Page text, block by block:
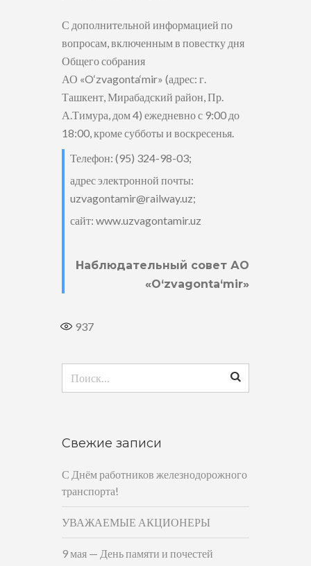
С дополнительной информацией по
вопросам, включенным в повестку дня
Общего собрания
АО «O‘zvagonta‘mir» (адрес: г.
Ташкент, Мирабадский район, Пр.
А.Тимура, дом 4) ежедневно с 9:00 до
18:00, кроме субботы и воскресенья.
Телефон: (95) 324-98-03;
адрес электронной почты:
uzvagontamir@railway.uz;
сайт: www.uzvagontamir.uz
Наблюдательный совет АО
«O‘zvagonta‘mir»
937
Свежие записи
С Днём работников железнодорожного
транспорта!
УВАЖАЕМЫЕ АКЦИОНЕРЫ
9 мая — День памяти и почестей